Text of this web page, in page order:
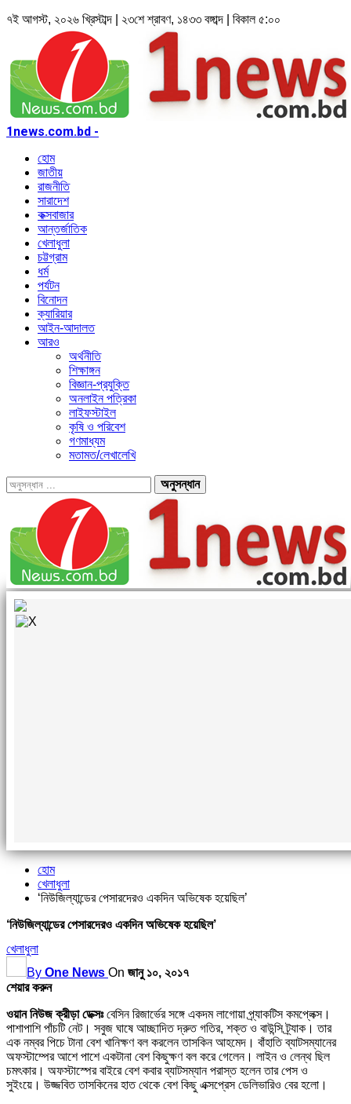
৭ই আগস্ট, ২০২৬ খ্রিস্টাব্দ | ২৩শে শ্রাবণ, ১৪৩৩ বঙ্গাব্দ | বিকাল ৫:০০
1news.com.bd -
হোম
জাতীয়
রাজনীতি
সারাদেশ
কক্সবাজার
আন্তর্জাতিক
খেলাধুলা
চট্টগ্রাম
ধর্ম
পর্যটন
বিনোদন
ক্যারিয়ার
আইন-আদালত
আরও
অর্থনীতি
শিক্ষাঙ্গন
বিজ্ঞান-প্রযুক্তি
অনলাইন পত্রিকা
লাইফস্টাইল
কৃষি ও পরিবেশ
গণমাধ্যম
মতামত/লেখালেখি
হোম
খেলাধুলা
‘নিউজিল্যান্ডের পেসারদেরও একদিন অভিষেক হয়েছিল’
‘নিউজিল্যান্ডের পেসারদেরও একদিন অভিষেক হয়েছিল’
খেলাধুলা
By One News On জানু ১০, ২০১৭
শেয়ার করুন
ওয়ান নিউজ ক্রীড়া ডেক্সঃবেসিন রিজার্ভের সঙ্গে একদম লাগোয়া প্র্যাকটিস কমপ্লেক্স।
পাশাপাশি পাঁচটি নেট। সবুজ ঘাষে আচ্ছাদিত দ্রুত গতির, শক্ত ও বাউন্সি ট্র্যাক। তার
এক নম্বর পিচে টানা বেশ খানিক্ষণ বল করলেন তাসকিন আহমেদ। বাঁহাতি ব্যাটসম্যানের
অফস্টাম্পের আশে পাশে একটানা বেশ কিছুক্ষণ বল করে গেলেন। লাইন ও লেন্থ ছিল
চমৎকার। অফস্টাস্পের বাইরে বেশ কবার ব্যাটসম্যান পরাস্ত হলেন তার পেস ও
সুইংয়ে। উজ্জবিত তাসকিনের হাত থেকে বেশ কিছু এক্সপ্রেস ডেলিভারিও বের হলো।